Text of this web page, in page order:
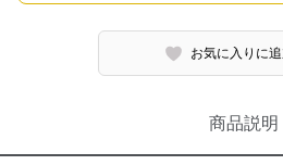
お気に入りに
商品説明